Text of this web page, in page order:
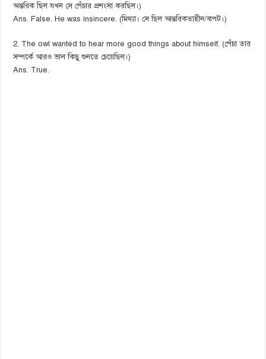
অন্তরিক ছিল যখন সে পেঁচার প্রশংসা করছিল।)
Ans. False. He was insincere. (মিথ্যা। সে ছিল আন্তরিকতাহীন/কপট।)
2. The owl wanted to hear more good things about himself. (পেঁচা তার
সম্পর্কে আরও ভাল কিছু শুনতে চেয়েছিল।)
Ans. True.